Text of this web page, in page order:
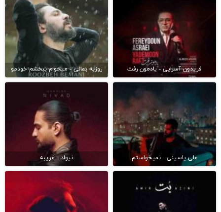
فریدون آسرایی - یادمون رفت روزبه بمانی - میخوام ببخشم خودمو
علی یاسینی - نمیخواستم نیواد - غریبه